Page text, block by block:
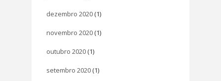
dezembro 2020 (1)
novembro 2020 (1)
outubro 2020 (1)
setembro 2020 (1)